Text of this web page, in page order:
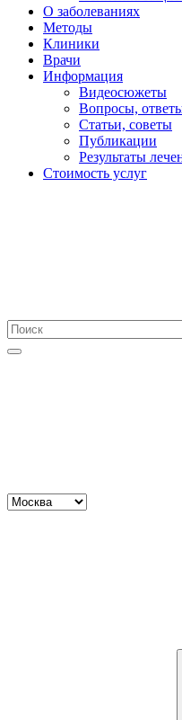
О заболеваниях
Методы
Клиники
Врачи
Информация
Видеосюжеты
Вопросы,
Статьи, советы
Публикации
Результаты
Стоимость услуг